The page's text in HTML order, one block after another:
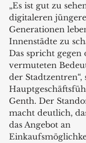
„Es ist gut zu
digitaleren
Generationen
Innenstädte zu
Das spricht gegen
vermuteten
der Stadtzentren“,
Genth. Der
macht deutlich,
das Angebot an